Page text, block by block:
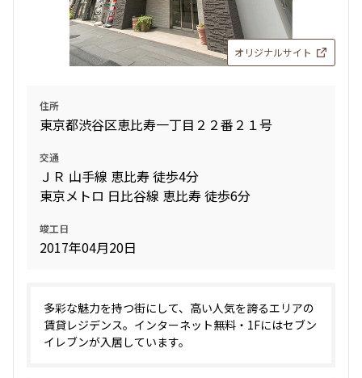
オリジナルサイト
住所
東京都渋谷区恵比寿一丁目２２番２１号
交通
ＪＲ 山手線 恵比寿 徒歩4分
東京メトロ 日比谷線 恵比寿 徒歩6分
竣工日
2017年04月20日
多彩な魅力を持つ街にして、高い人気を誇るエリアの
賃貸レジデンス。インターネット無料・1Fにはセブン
イレブンが入居しています。